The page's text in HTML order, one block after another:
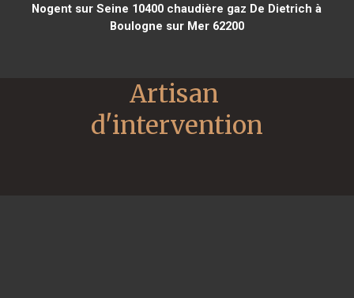
Nogent sur Seine 10400 chaudière gaz De Dietrich à
Boulogne sur Mer 62200
Artisan
d'intervention